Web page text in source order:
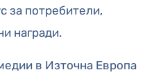
за потребители,
награди.
в Източна Европа